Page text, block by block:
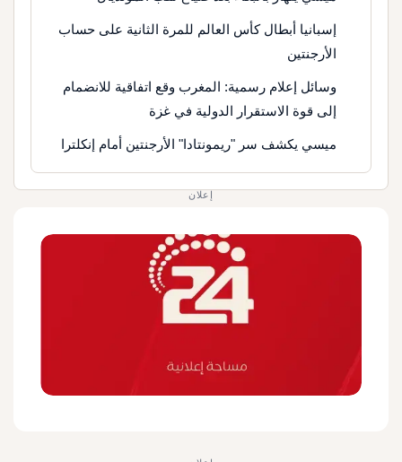
إسبانيا أبطال كأس العالم للمرة الثانية على حساب
الأرجنتين
وسائل إعلام رسمية: المغرب وقع اتفاقية للانضمام
إلى قوة الاستقرار الدولية في غزة
ميسي يكشف سر "ريمونتادا" الأرجنتين أمام إنكلترا
إعلان